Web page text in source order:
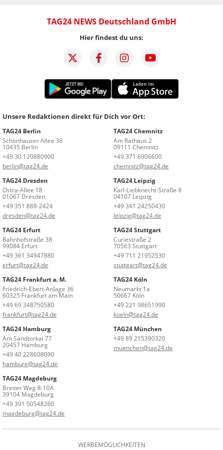
TAG24 NEWS Deutschland GmbH
Hier findest du uns:
Unsere Redaktionen direkt für Dich vor Ort:
TAG24 Berlin
Schönhauser Allee 36
10435 Berlin
+49 30 120880900
berlin@tag24.de
TAG24 Chemnitz
Am Rathaus 2
09111 Chemnitz
+49 371 6906600
chemnitz@tag24.de
TAG24 Dresden
Ostra-Allee 18
01067 Dresden
+49 351 888-2424
dresden@tag24.de
TAG24 Leipzig
Karl-Liebknecht-Straße 8
04107 Leipzig
+49 341 24250430
leipzig@tag24.de
TAG24 Erfurt
Bahnhofstraße 38
99084 Erfurt
+49 361 34947880
erfurt@tag24.de
TAG24 Stuttgart
Curiestraße 2
70563 Stuttgart
+49 711 21952530
stuttgart@tag24.de
TAG24 Frankfurt a. M.
Friedrich-Ebert-Anlage 36
60325 Frankfurt am Main
+49 69 348750580
frankfurt@tag24.de
TAG24 Köln
Neumarkt 1a
50667 Köln
+49 221 98651990
koeln@tag24.de
TAG24 Hamburg
Am Sandtorkai 77
20457 Hamburg
+49 40 228608090
hamburg@tag24.de
TAG24 München
+49 89 215390320
muenchen@tag24.de
TAG24 Magdeburg
Breiter Weg 8-10A
39104 Magdeburg
+49 391 50548260
magdeburg@tag24.de
WERBEMÖGLICHKEITEN